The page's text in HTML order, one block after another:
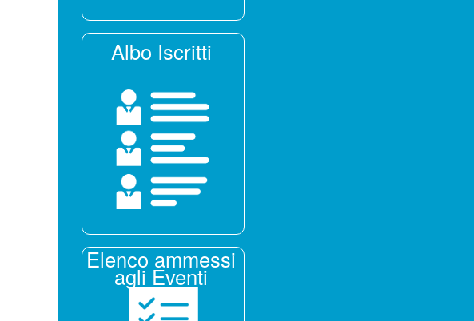
Albo Iscritti
Elenco ammessi
agli Eventi